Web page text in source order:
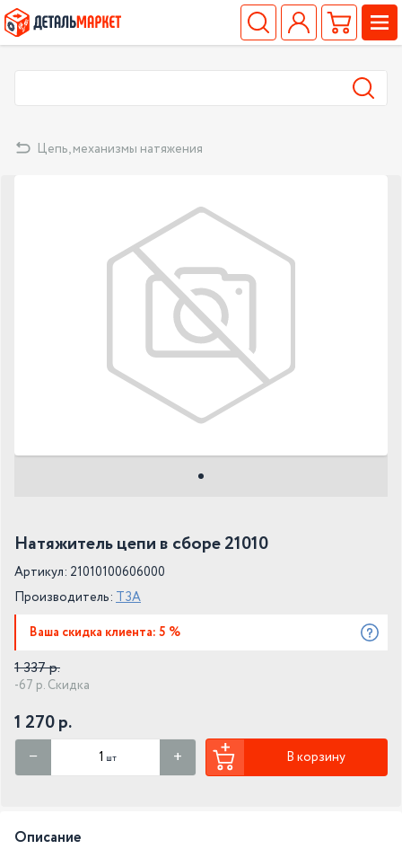
Цепь, механизмы натяжения
Натяжитель цепи в сборе 21010
Артикул: 21010100606000
Производитель: ТЗА
Ваша скидка клиента: 5 %
1 337 р.
-67 р. Скидка
1 270 р.
шт В корзину
Описание